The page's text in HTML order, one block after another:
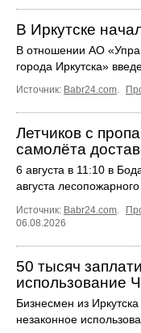
В Иркутске
В отношении АО
города Иркутска»
Источник: Babr24.com.
Летчиков с
самолёта
6 августа в 11:10 в
августа
Источник: Babr24.com
06.08.2026
50 тысяч
использование
Бизнесмен из
незаконное